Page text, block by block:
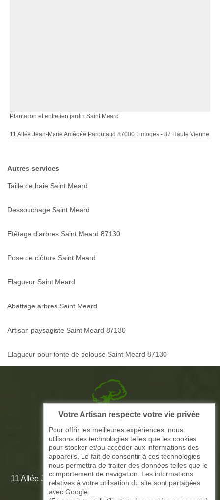
Plantation et entretien jardin Saint Meard
11 Allée Jean-Marie Amédée Paroutaud 87000 Limoges - 87 Haute Vienne
Autres services
Taille de haie Saint Meard
Dessouchage Saint Meard
Etêtage d'arbres Saint Meard 87130
Pose de clôture Saint Meard
Elagueur Saint Meard
Abattage arbres Saint Meard
Artisan paysagiste Saint Meard 87130
Elagueur pour tonte de pelouse Saint Meard 87130
Picque elagage 87
ARTISAN ELAGAGE ET PAYSAGISTE
11 Allée Jean-Marie Amédée Paroutaud 87000 Limoges -
87 Haute Vienne
Votre Artisan respecte votre vie privée
Pour offrir les meilleures expériences, nous
utilisons des technologies telles que les cookies
pour stocker et/ou accéder aux informations des
appareils. Le fait de consentir à ces technologies
nous permettra de traiter des données telles que le
comportement de navigation. Les informations
relatives à votre utilisation du site sont partagées
avec Google.